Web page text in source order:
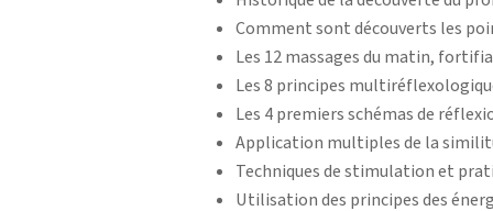
Comment sont découverts les
Les 12 massages du matin,
Les 8 principes
Les 4 premiers schémas de
Application multiples de la
Techniques de stimulation et
Utilisation des principes des